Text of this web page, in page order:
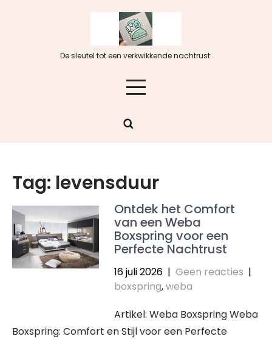
De sleutel tot een verkwikkende nachtrust.
Tag: levensduur
Ontdek het Comfort
van een Weba
Boxspring voor een
Perfecte Nachtrust
16 juli 2026 | Geen reacties |
boxspring,weba
Artikel: Weba Boxspring Weba
Boxspring: Comfort en Stijl voor een Perfecte